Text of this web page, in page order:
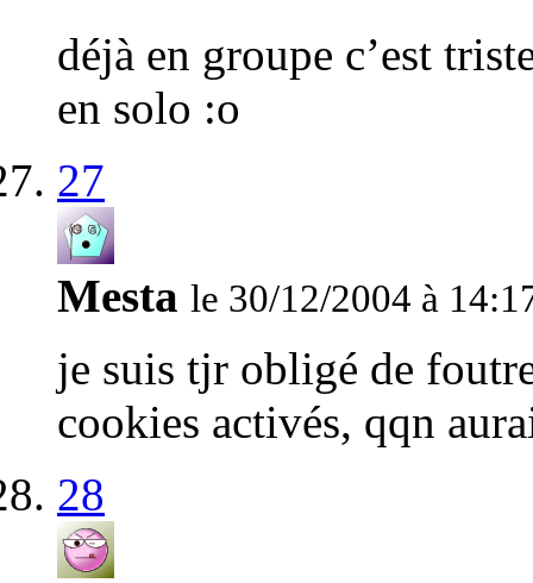
déjà en groupe c’est
en solo :o
27
Mesta le 30/12/2004 à
je suis tjr obligé de
cookies activés, qqn
28